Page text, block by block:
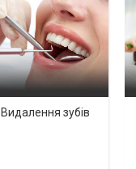
Видалення зубів